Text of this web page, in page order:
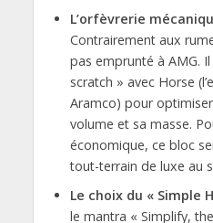
L’orfèvrerie
Contrairement aux
pas emprunté à AMG.
scratch » avec Horse
Aramco) pour
volume et sa masse.
économique, ce bloc
tout-terrain de luxe au
Le choix du « Simple
le mantra « Simplify,